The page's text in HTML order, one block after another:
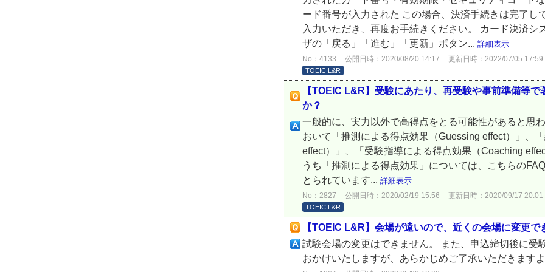
ード番号が入力された この場合、決済手続きは完了し
入力いただき、再度お手続きください。 カード決済シ
ザの「戻る」「進む」「更新」ボタン... 詳細表示
No：4133 公開日時：2020/08/20 14:17 更新日時：2022/07/05 17:59
TOEIC L&R
【TOEIC L&R】受験にあたり、再受験や事前準備等
か？
一般的に、実力以外で高得点をとる可能性があると思
おいて「推測による得点効果（Guessing effect）」、
effect）」、「受験指導による得点効果（Coaching
うち「推測による得点効果」については、こちらの
とられています... 詳細表示
No：2827 公開日時：2020/02/19 15:56 更新日時：2020/09/17 20:01
TOEIC L&R
【TOEIC L&R】会場が遠いので、近くの会場に変更で
試験会場の変更はできません。 また、申込締切後に受
おかけいたしますが、あらかじめご了承いただきます